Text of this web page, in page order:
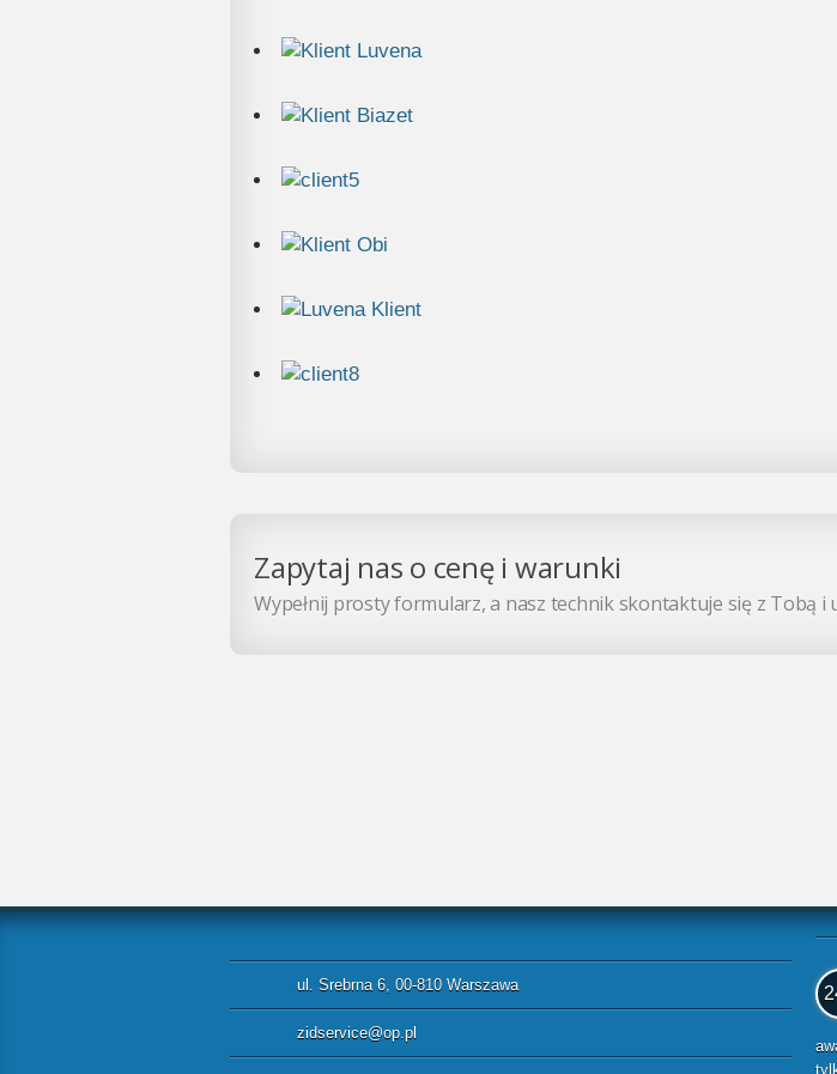
Zapytaj nas o cenę i warunki
Wypełnij prosty formularz, a nasz technik skontaktuje się z Tobą i
ul. Srebrna 6, 00-810 Warszawa
zidservice@op.pl